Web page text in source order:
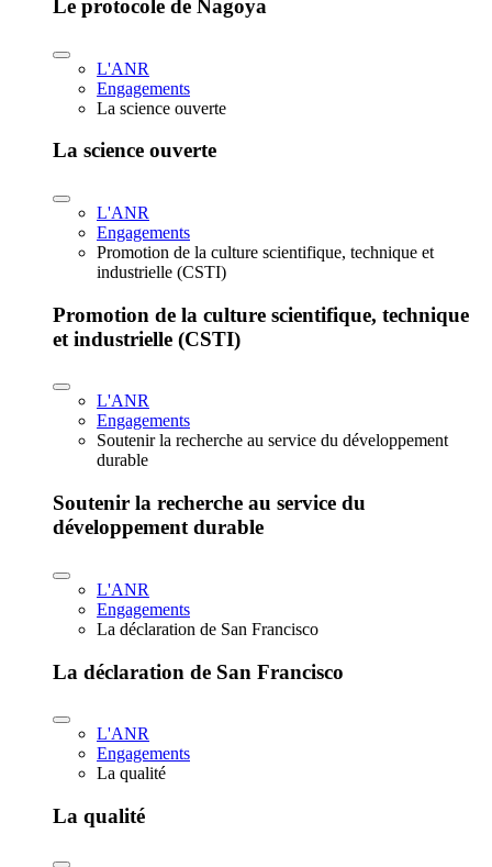
Le protocole de Nagoya
L'ANR
Engagements
La science ouverte
La science ouverte
L'ANR
Engagements
Promotion de la culture scientifique, technique et
industrielle (CSTI)
Promotion de la culture scientifique, technique
et industrielle (CSTI)
L'ANR
Engagements
Soutenir la recherche au service du développement
durable
Soutenir la recherche au service du
développement durable
L'ANR
Engagements
La déclaration de San Francisco
La déclaration de San Francisco
L'ANR
Engagements
La qualité
La qualité